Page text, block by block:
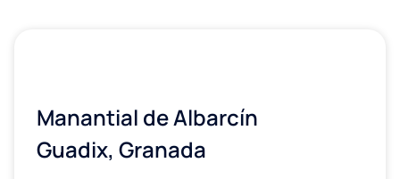
Manantial de Albarcín
Guadix, Granada